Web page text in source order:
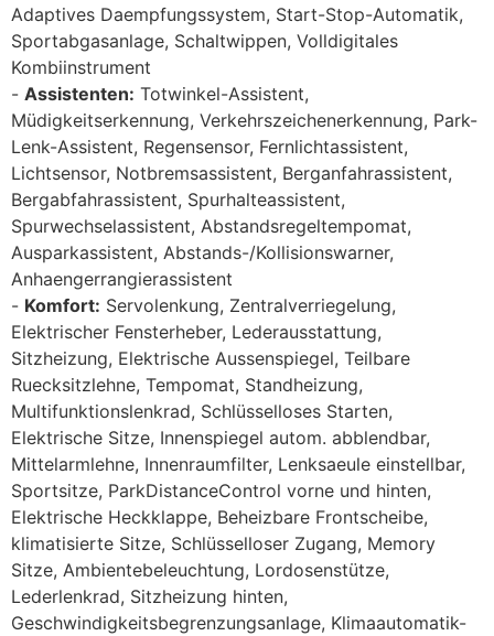
Adaptives Daempfungssystem, Start-Stop-Automatik,
Sportabgasanlage, Schaltwippen, Volldigitales
Kombiinstrument
Assistenten: Totwinkel-Assistent,
Müdigkeitserkennung, Verkehrszeichenerkennung, Park-
Lenk-Assistent, Regensensor, Fernlichtassistent,
Lichtsensor, Notbremsassistent, Berganfahrassistent,
Bergabfahrassistent, Spurhalteassistent,
Spurwechselassistent, Abstandsregeltempomat,
Ausparkassistent, Abstands-/Kollisionswarner,
Anhaengerrangierassistent
Komfort: Servolenkung, Zentralverriegelung,
Elektrischer Fensterheber, Lederausstattung,
Sitzheizung, Elektrische Aussenspiegel, Teilbare
Ruecksitzlehne, Tempomat, Standheizung,
Multifunktionslenkrad, Schlüsselloses Starten,
Elektrische Sitze, Innenspiegel autom. abblendbar,
Mittelarmlehne, Innenraumfilter, Lenksaeule einstellbar,
Sportsitze, ParkDistanceControl vorne und hinten,
Elektrische Heckklappe, Beheizbare Frontscheibe,
klimatisierte Sitze, Schlüsselloser Zugang, Memory
Sitze, Ambientebeleuchtung, Lordosenstütze,
Lederlenkrad, Sitzheizung hinten,
Geschwindigkeitsbegrenzungsanlage, Klimaautomatik-